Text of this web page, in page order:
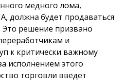
медного лома,
должна будет продаваться
решение призвано
и
к критически важному
исполнением этого
торговли введет